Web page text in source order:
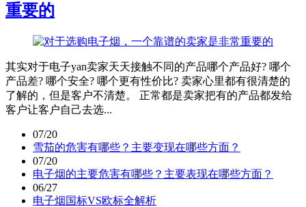
重要的
其实对于电子yan卖家天天接触不同的产品哪个产品好? 哪个
产品差? 哪个安全? 哪个更有性价比? 卖家心里都有很清楚的
了解的，但是客户不清楚。 正常都是卖家把有的产品都发给
客户让客户自己去选...
07/20
雪茄的危害有哪些？主要变现在哪些方面？
07/20
电子烟的主要危害有哪些？主要表现在哪些方面？
06/27
电子烟国标VS欧标全解析